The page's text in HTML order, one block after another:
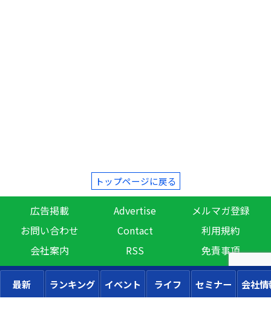
トップページに戻る
広告掲載 Advertise
メルマガ登録
お問い合わせ
Contact
利用規約
会社案内
RSS 免責事項
最新 ランキング イベント ライフ セミナー 会社